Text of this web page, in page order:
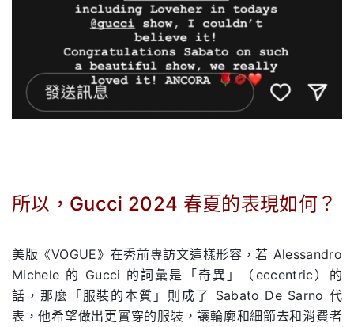
所以，Gucci 2024 春夏的表現如何？
美版《VOGUE》在秀前專訪文這樣形容，若 Alessandro
Michele 的 Gucci 的詞彙是「奇異」（eccentric）的
話，那麼「服裝的本質」則成了 Sabato De Sarno 代
表，他希望做出更實穿的服裝，讓輪廓和細節去和消費者